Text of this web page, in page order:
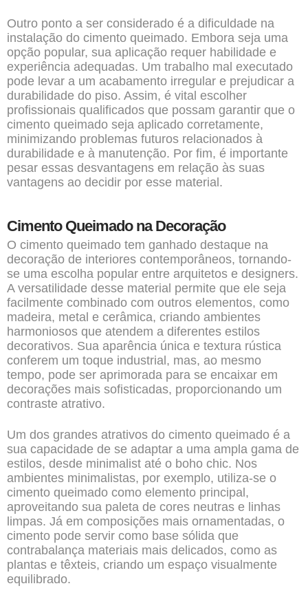
Outro ponto a ser considerado é a dificuldade na
instalação do cimento queimado. Embora seja uma
opção popular, sua aplicação requer habilidade e
experiência adequadas. Um trabalho mal executado
pode levar a um acabamento irregular e prejudicar a
durabilidade do piso. Assim, é vital escolher
profissionais qualificados que possam garantir que o
cimento queimado seja aplicado corretamente,
minimizando problemas futuros relacionados à
durabilidade e à manutenção. Por fim, é importante
pesar essas desvantagens em relação às suas
vantagens ao decidir por esse material.
Cimento Queimado na Decoração
O cimento queimado tem ganhado destaque na
decoração de interiores contemporâneos, tornando-
se uma escolha popular entre arquitetos e designers.
A versatilidade desse material permite que ele seja
facilmente combinado com outros elementos, como
madeira, metal e cerâmica, criando ambientes
harmoniosos que atendem a diferentes estilos
decorativos. Sua aparência única e textura rústica
conferem um toque industrial, mas, ao mesmo
tempo, pode ser aprimorada para se encaixar em
decorações mais sofisticadas, proporcionando um
contraste atrativo.
Um dos grandes atrativos do cimento queimado é a
sua capacidade de se adaptar a uma ampla gama de
estilos, desde minimalist até o boho chic. Nos
ambientes minimalistas, por exemplo, utiliza-se o
cimento queimado como elemento principal,
aproveitando sua paleta de cores neutras e linhas
limpas. Já em composições mais ornamentadas, o
cimento pode servir como base sólida que
contrabalança materiais mais delicados, como as
plantas e têxteis, criando um espaço visualmente
equilibrado.